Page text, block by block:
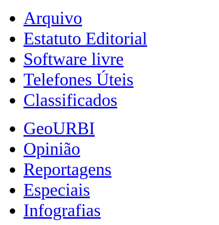
Arquivo
Estatuto Editorial
Software livre
Telefones Úteis
Classificados
GeoURBI
Opinião
Reportagens
Especiais
Infografias